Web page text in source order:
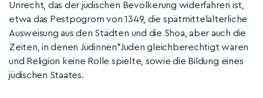
Unrecht, das der jüdischen Bevölkerung widerfahren ist,
etwa das Pestpogrom von 1349, die spätmittelalterliche
Ausweisung aus den Städten und die Shoa, aber auch die
Zeiten, in denen Jüdinnen*Juden gleichberechtigt waren
und Religion keine Rolle spielte, sowie die Bildung eines
jüdischen Staates.